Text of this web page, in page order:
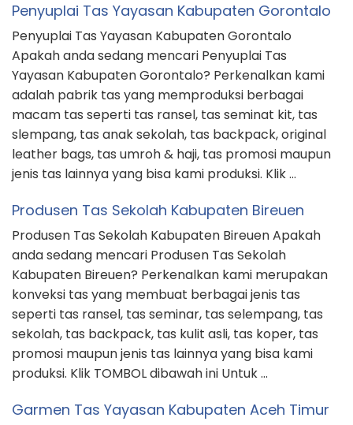
Penyuplai Tas Yayasan Kabupaten Gorontalo
Penyuplai Tas Yayasan Kabupaten Gorontalo
Apakah anda sedang mencari Penyuplai Tas
Yayasan Kabupaten Gorontalo? Perkenalkan kami
adalah pabrik tas yang memproduksi berbagai
macam tas seperti tas ransel, tas seminat kit, tas
slempang, tas anak sekolah, tas backpack, original
leather bags, tas umroh & haji, tas promosi maupun
jenis tas lainnya yang bisa kami produksi. Klik …
Produsen Tas Sekolah Kabupaten Bireuen
Produsen Tas Sekolah Kabupaten Bireuen Apakah
anda sedang mencari Produsen Tas Sekolah
Kabupaten Bireuen? Perkenalkan kami merupakan
konveksi tas yang membuat berbagai jenis tas
seperti tas ransel, tas seminar, tas selempang, tas
sekolah, tas backpack, tas kulit asli, tas koper, tas
promosi maupun jenis tas lainnya yang bisa kami
produksi. Klik TOMBOL dibawah ini Untuk …
Garmen Tas Yayasan Kabupaten Aceh Timur